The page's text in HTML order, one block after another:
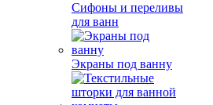
Сифоны и переливы
для ванн
Экраны под ванну